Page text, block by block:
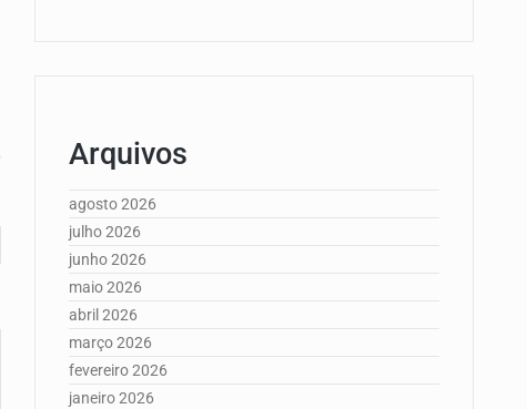
Arquivos
agosto 2026
julho 2026
junho 2026
maio 2026
abril 2026
março 2026
fevereiro 2026
janeiro 2026